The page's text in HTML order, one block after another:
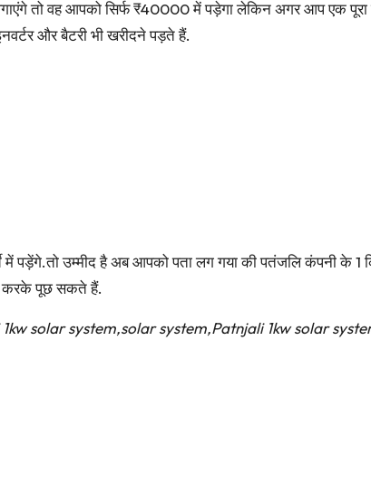
तो वह आपको सिर्फ ₹40000 में पड़ेगा लेकिन अगर आप एक
और बैटरी भी खरीदने पड़ते हैं.
पड़ेंगे.तो उम्मीद है अब आपको पता लग गया की पतंजलि कंपनी के 1
करके पूछ सकते हैं.
solar system,solar system,Patnjali 1kw solar